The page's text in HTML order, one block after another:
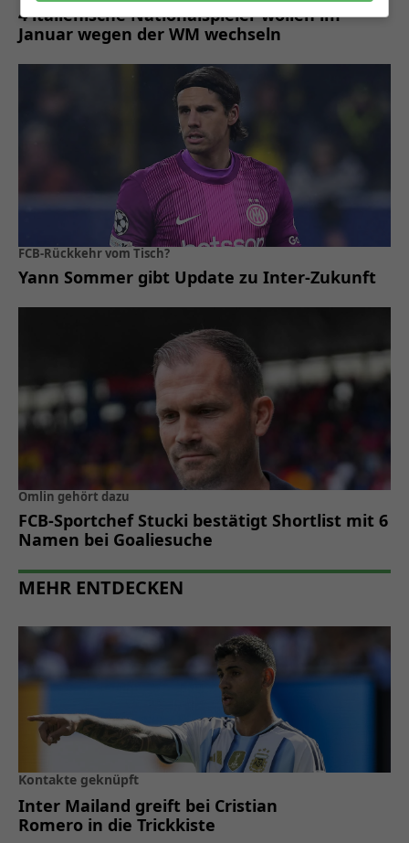
4 italienische Nationalspieler wollen im
Januar wegen der WM wechseln
FCB-Rückkehr vom Tisch?
Yann Sommer gibt Update zu Inter-Zukunft
Omlin gehört dazu
FCB-Sportchef Stucki bestätigt Shortlist mit 6
Namen bei Goaliesuche
MEHR ENTDECKEN
Kontakte geknüpft
Inter Mailand greift bei Cristian
Romero in die Trickkiste